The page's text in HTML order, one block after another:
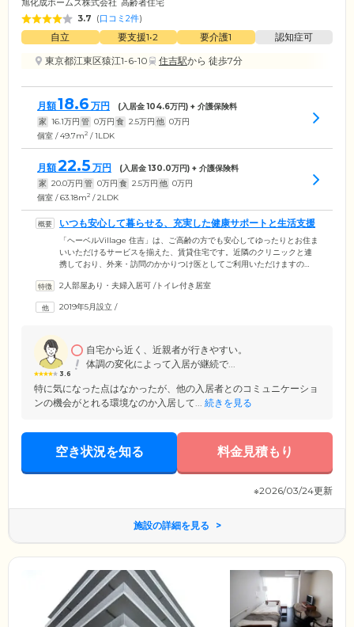
旭化成ホームズ株式会社 高齢者住宅
3.7 (口コミ2件)
自立 要支援1•2 要介護1
認知症可
東京都江東区猿江1-6-10
住吉駅から 徒歩7分
月額18.6 万円 (入居金104.6万円) + 介護保険料
家 16.1万円 管 0万円 食 2.5万円 他 0万円
個室 / 49.7m2 / 1LDK
月額22.5 万円 (入居金130.0万円) + 介護保険料
家 20.0万円 管 0万円 食 2.5万円 他 0万円
個室 / 63.18m2 / 2LDK
いつも安心して暮らせる、充実した健康サポートと生活支援
「ヘーベルVillage 住吉」は、ご高齢の方でも安心してゆったりとお住ま
いいただけるサービスを揃えた、賃貸住宅です。近隣のクリニックと連
携しており、外来・訪問のかかりつけ医としてご利用いただけますの
にガードマンが駆けつける緊急通報システム、看護師による健康相談、
ル式のタブレットで、居室から出ることなく、生活に必要なサービスを
2人部屋あり・夫婦入居可 /トイレ付き居室
2019年5月設立 /
3.6
自宅から近く、近親者が行きやすい。
体調の変化によって入居が継続で...
特に気になった点はなかったが、他の入居者とのコミュニケーショ
ンの機会がとれる環境なのか入居して... 続きを見る
空き状況を知る 料金見積もり
※2026/03/24更新
施設の詳細を見る